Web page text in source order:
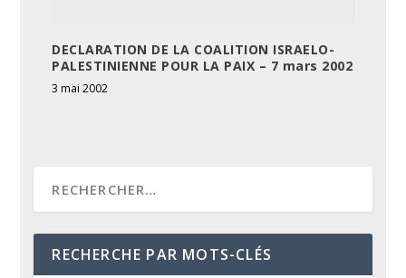
DECLARATION DE LA COALITION ISRAELO-
PALESTINIENNE POUR LA PAIX – 7 mars 2002
3 mai 2002
RECHERCHE PAR MOTS-CLÉS